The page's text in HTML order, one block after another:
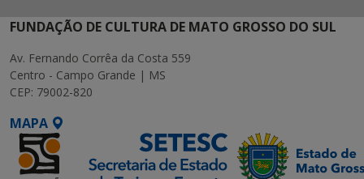
FUNDAÇÃO DE CULTURA DE MATO GROSSO DO SUL
Av. Fernando Corrêa da Costa 559
Centro - Campo Grande | MS
CEP: 79002-820
MAPA